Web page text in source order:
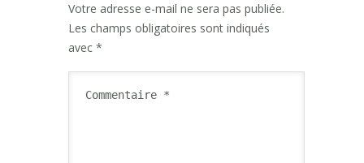
Votre adresse e-mail ne sera pas publiée.
Les champs obligatoires sont indiqués
avec *